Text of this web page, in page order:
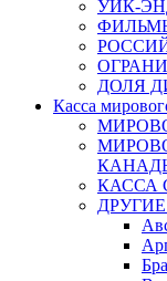
УИК-
ДОЛЯ
Касса
КАССА